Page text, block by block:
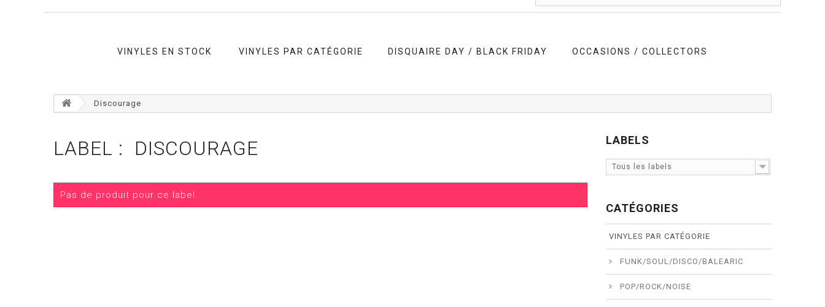
VINYLES EN STOCK VINYLES PAR CATÉGORIE DISQUAIRE DAY / BLACK FRIDAY OCCASIONS / COLLECTORS
Discourage
LABEL : DISCOURAGE
Pas de produit pour ce label.
LABELS
Tous les labels
CATÉGORIES
VINYLES PAR CATÉGORIE
FUNK/SOUL/DISCO/BALEARIC
POP/ROCK/NOISE